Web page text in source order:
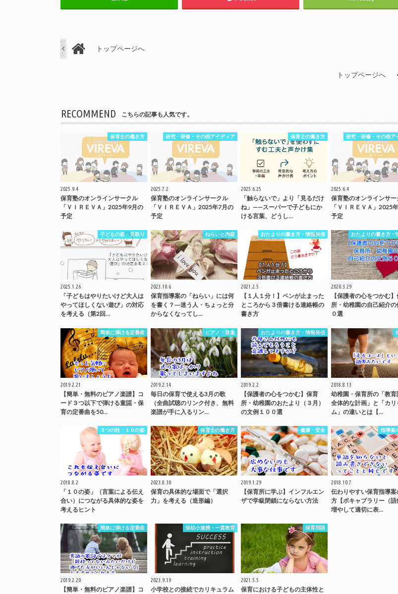
トップページへ
トップページへ
RECOMMEND こちらの記事も人気です。
保育士の働き方
2025.9.4
保育塾のオンラインサークル
「ＶＩＲＥＶＡ」2025年9月の
予定
研究・研修・その他アイディア
2025.7.2
保育塾のオンラインサークル
「ＶＩＲＥＶＡ」2025年7月の
予定
保育士の働き方
2025.6.25
「触らないで」より「見るだけ
ね」——スーパーで子どもにか
ける言葉、どうし…
研究・研修・その他ア
2025.6.4
保育塾のオンラインサー
「ＶＩＲＥＶＡ」2025
予定
子どもの姿・見取り
2025.1.26
「子どもはやりたいけど大人は
やってほしくない遊び」の対応
を考える（第2回…
ねらいと内容
2023.10.6
保育指導案の「ねらい」には何
を書く？―迷う人・ちょっと分
からなくなってし…
おたよりの書き方・情報発信
2021.2.5
【１人１分！】ペンが止まった
ところから３倍書ける連絡帳の
書き方
おたよりの書き方・
2020.3.29
【保護者の心をつかむ
所・幼稚園の自己紹介の
０選
簡単に弾ける定番曲
2019.2.21
【簡単・無料のピアノ楽譜】コ
ード３つ以下で弾ける童謡・保
育の定番曲を50…
ピアノ・音楽
2019.2.14
毎日の保育で使える3月の歌
（全曲試聴のリンク付き、無料
楽譜が手に入るリン…
おたよりの書き方・情報発信
2019.2.2
【保護者の心をつかむ】保育
所・幼稚園のおたより（３月）
の文例１００選
2018.8.13
幼稚園・保育所の「教育
全体的な計画」と「カリ
ム」の違いとは【…
３つの柱・１０の姿
2018.8.2
「１０の姿」（言葉による伝え
合い）につながる具体的な姿を
考えるヒント
保育士の働き方
2023.8.30
保育の具体的な場面で「選択
力」を考える（造形編）
健康・安全
2019.1.29
【保育所に学ぶ】インフルエン
ザで学級閉鎖にならない方法
指導案
2018.10.7
伝わりやすい保育指導案
方【ボキャブラリー（語
増やして適切に表…
簡単に弾ける定番曲
2019.2.20
【簡単・無料のピアノ楽譜】コ
保幼小連携・一貫教育
2023.9.19
小学校との接続でカリキュラム
保育用語
2021.5.5
保育における子どもの主体性と